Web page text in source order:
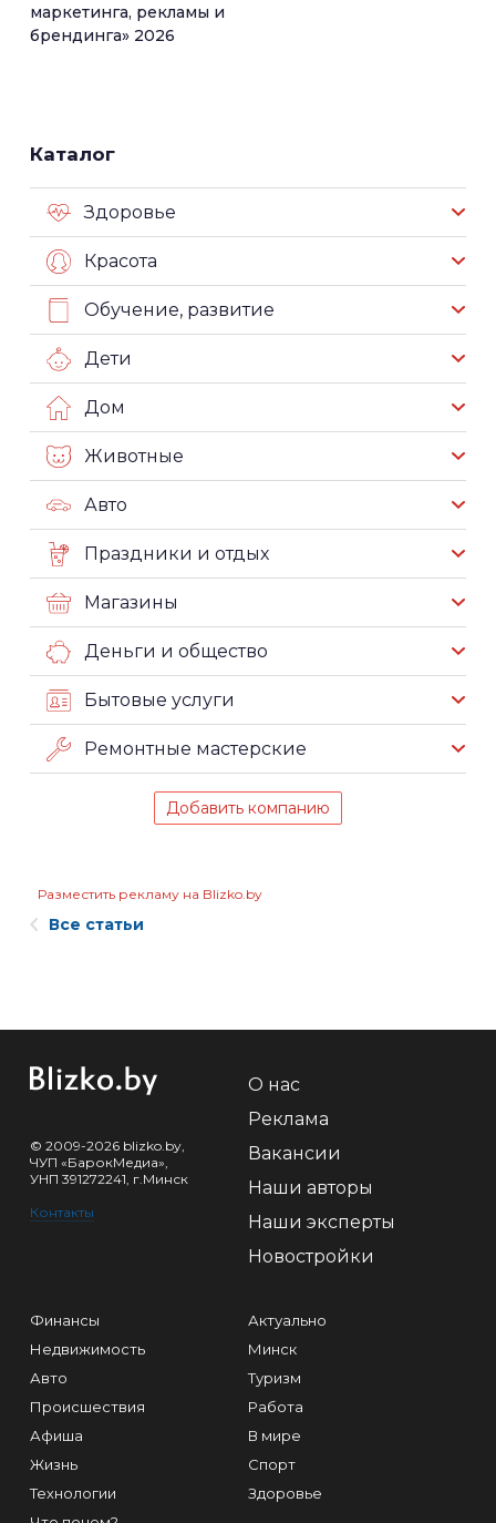
маркетинга, рекламы и
брендинга» 2026
Каталог
Здоровье
Красота
Обучение, развитие
Дети
Дом
Животные
Авто
Праздники и отдых
Магазины
Деньги и общество
Бытовые услуги
Ремонтные мастерские
Добавить компанию
Разместить рекламу на Blizko.by
Все статьи
© 2009-2026 blizko.by,
ЧУП «БарокМедиа»,
УНП 391272241, г.Минск
Контакты
О нас
Реклама
Вакансии
Наши авторы
Наши эксперты
Новостройки
Финансы
Недвижимость
Авто
Происшествия
Афиша
Жизнь
Технологии
Актуально
Минск
Туризм
Работа
В мире
Спорт
Здоровье